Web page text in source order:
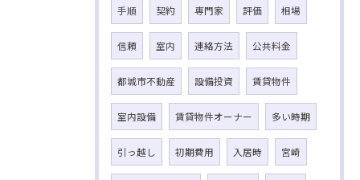
手順 契約 専門家 評価 相場
信頼 室内 連絡方法 公共料金
都城市不動産 設備投資 賃貸物件
室内設備 賃貸物件オーナー 多い時期
引っ越し 初期費用 入居時 宮崎